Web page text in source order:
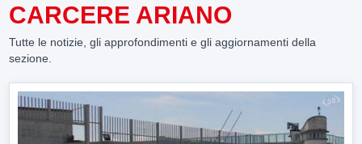
CARCERE ARIANO
Tutte le notizie, gli approfondimenti e gli aggiornamenti della
sezione.